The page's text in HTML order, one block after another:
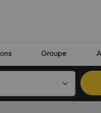
Groupe